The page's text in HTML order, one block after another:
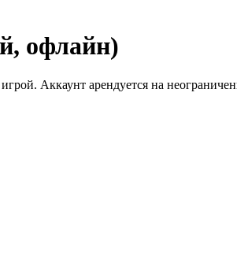
офлайн)
Аккаунт арендуется на